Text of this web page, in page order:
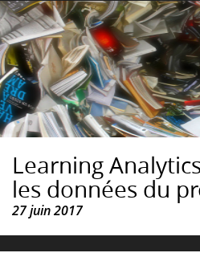
Learning
les données du
27 juin 2017